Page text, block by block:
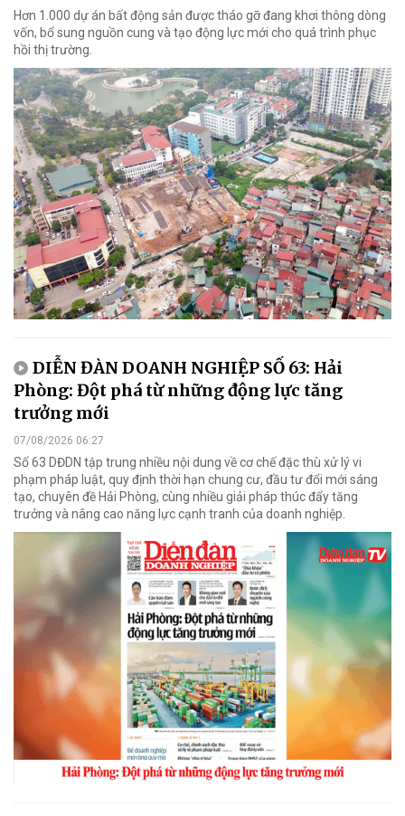
Hơn 1.000 dự án bất động sản được tháo gỡ đang khơi thông dòng
vốn, bổ sung nguồn cung và tạo động lực mới cho quá trình phục
hồi thị trường.
DIỄN ĐÀN DOANH NGHIỆP SỐ 63: Hải
Phòng: Đột phá từ những động lực tăng
trưởng mới
07/08/2026 06:27
Số 63 DĐDN tập trung nhiều nội dung về cơ chế đặc thù xử lý vi
phạm pháp luật, quy định thời hạn chung cư, đầu tư đổi mới sáng
tạo, chuyên đề Hải Phòng, cùng nhiều giải pháp thúc đẩy tăng
trưởng và nâng cao năng lực cạnh tranh của doanh nghiệp.